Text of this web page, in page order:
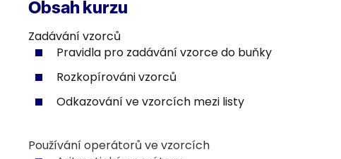
Obsah kurzu
Zadávání vzorců
Pravidla pro zadávání vzorce do buňky
Rozkopírováni vzorců
Odkazování ve vzorcích mezi listy
Používání operátorů ve vzorcích